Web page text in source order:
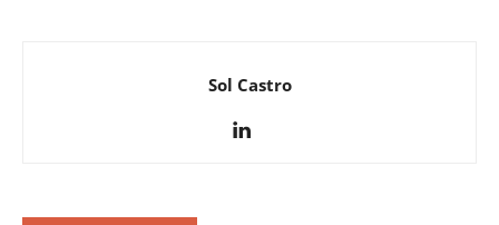
Sol Castro